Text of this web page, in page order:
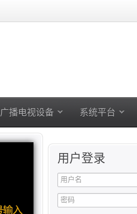
广播电视设备 系统平台
用户登录